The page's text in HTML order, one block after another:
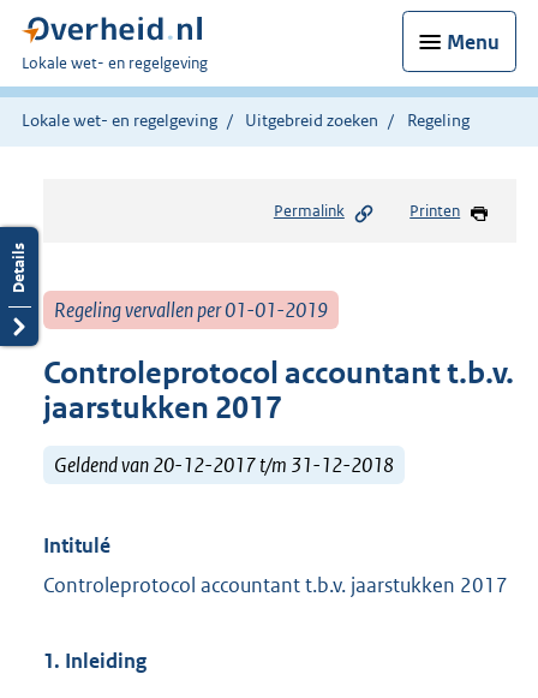
Menu
U
bent
hier:
Lokale wet- en regelgeving
Lokale wet- en regelgeving Uitgebreid zoeken Regeling
Permalink Printen
Regeling vervallen per 01-01-2019
Controleprotocol accountant t.b.v.
jaarstukken 2017
Geldend van 20-12-2017 t/m 31-12-2018
Intitulé
Controleprotocol accountant t.b.v. jaarstukken 2017
1. Inleiding